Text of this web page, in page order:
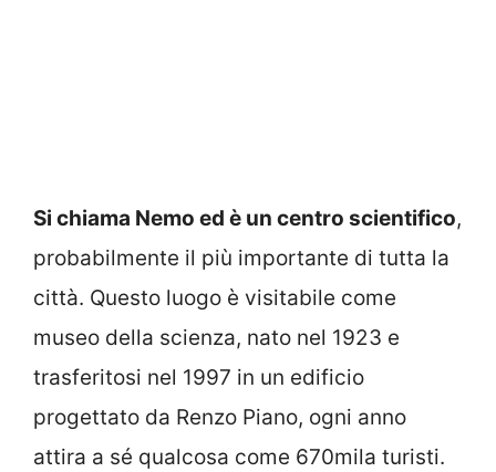
Si chiama Nemo ed è un centro scientifico,
probabilmente il più importante di tutta la
città. Questo luogo è visitabile come
museo della scienza, nato nel 1923 e
trasferitosi nel 1997 in un edificio
progettato da Renzo Piano, ogni anno
attira a sé qualcosa come 670mila turisti.